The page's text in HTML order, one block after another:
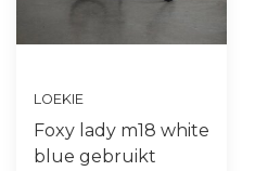
LOEKIE
Foxy lady m18 white
blue gebruikt